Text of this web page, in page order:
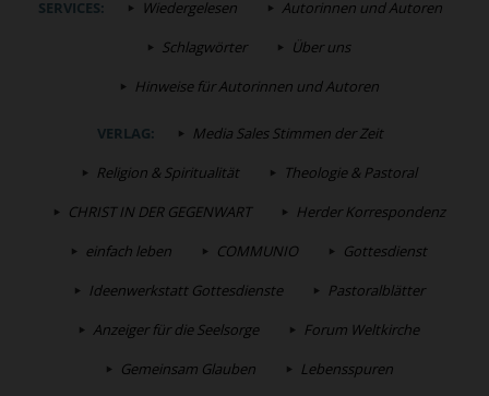
SERVICES: Wiedergelesen
Autorinnen und Autoren
Schlagwörter
Über uns
Hinweise für Autorinnen und Autoren
VERLAG:
Media Sales Stimmen der Zeit
Religion & Spiritualität
Theologie & Pastoral
CHRIST IN DER GEGENWART
Herder Korrespondenz
einfach leben
COMMUNIO
Gottesdienst
Ideenwerkstatt Gottesdienste
Pastoralblätter
Anzeiger für die Seelsorge
Forum Weltkirche
Gemeinsam Glauben
Lebensspuren